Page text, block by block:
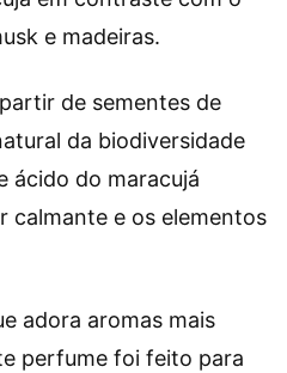
e madeiras.
de sementes de
da biodiversidade
ácido do maracujá
calmante e os elementos
adora aromas mais
perfume foi feito para